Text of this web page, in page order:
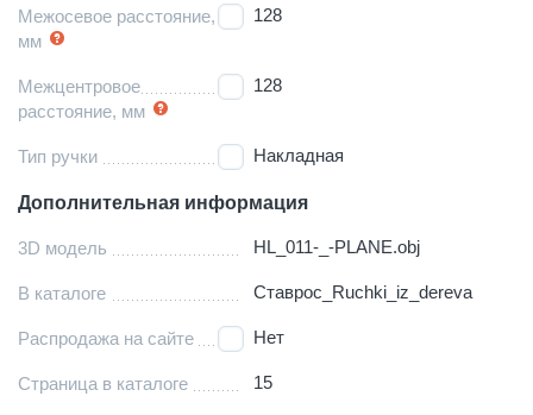
Межосевое расстояние,
мм
128
Межцентровое
расстояние, мм
128
Тип ручки Накладная
Дополнительная информация
3D модель HL_011-_-PLANE.obj
В каталоге Ставрос_Ruchki_iz_dereva
Распродажа на сайте Нет
Страница в каталоге 15